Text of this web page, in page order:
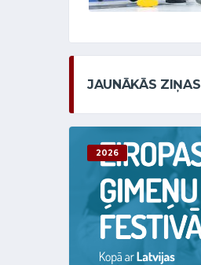
JAUNĀKĀS ZIŅAS
2026